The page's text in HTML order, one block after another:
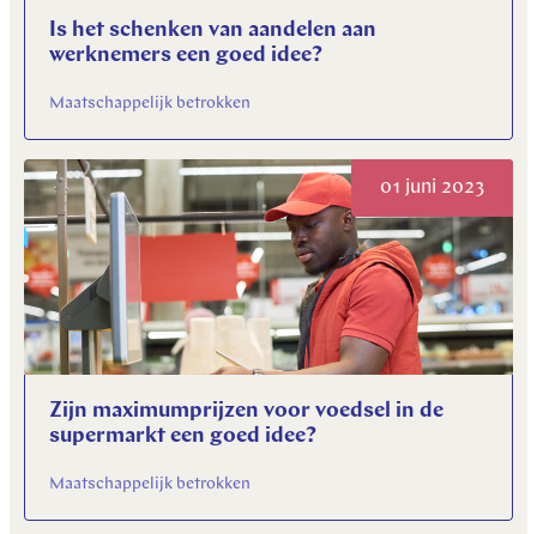
Is het schenken van aandelen aan
werknemers een goed idee?
Maatschappelijk betrokken
01 juni 2023
Zijn maximumprijzen voor voedsel in de
supermarkt een goed idee?
Maatschappelijk betrokken